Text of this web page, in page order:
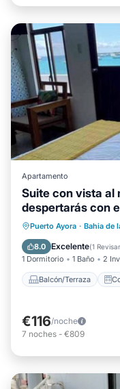
Apartamento
Suite con vista al
despertarás con
Puerto Ayora · Bahia de
8.0 Excelente(1 Revisar
1 Dormitorio 1 Baño 2
Balcón/Terraza
Balcón/
Aire
€116/noche
7 noches - €809